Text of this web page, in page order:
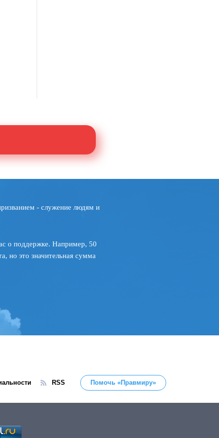
- служение людям и
о поддержке. Например, 50
но это значительная сумма
RSS Помочь «Правмиру»